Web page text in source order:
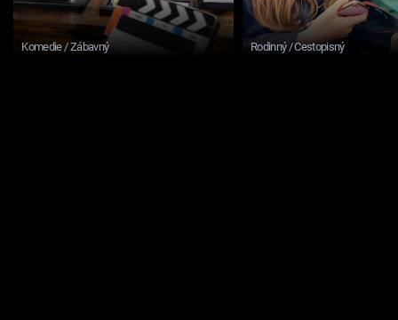
Komedie / Zábavný Rodinný / Cestopisný